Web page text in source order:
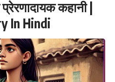
कहानी |
In Hindi